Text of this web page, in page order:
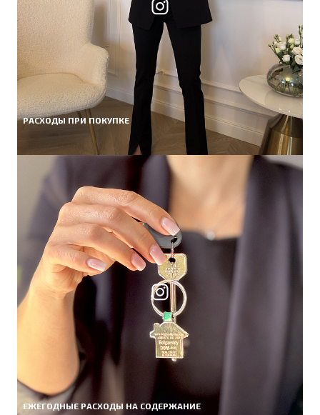
РАСХОДЫ ПРИ ПОКУПКЕ
ЕЖЕГОДНЫЕ РАСХОДЫ НА СОДЕРЖАНИЕ